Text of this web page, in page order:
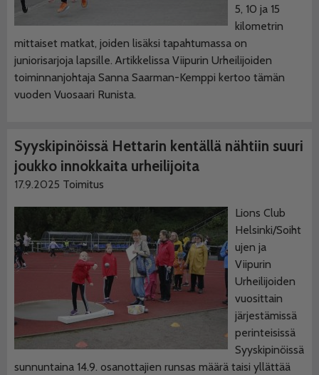
5, 10 ja 15
kilometrin
mittaiset matkat, joiden lisäksi tapahtumassa on
juniorisarjoja lapsille. Artikkelissa Viipurin Urheilijoiden
toiminnanjohtaja Sanna Saarman-Kemppi kertoo tämän
vuoden Vuosaari Runista.
Syyskipinöissä Hettarin kentällä nähtiin suuri
joukko innokkaita urheilijoita
17.9.2025 Toimitus
Lions Club
Helsinki/Soiht
ujen ja
Viipurin
Urheilijoiden
vuosittain
järjestämissä
perinteisissä
Syyskipinöissä
sunnuntaina 14.9. osanottajien runsas määrä taisi yllättää